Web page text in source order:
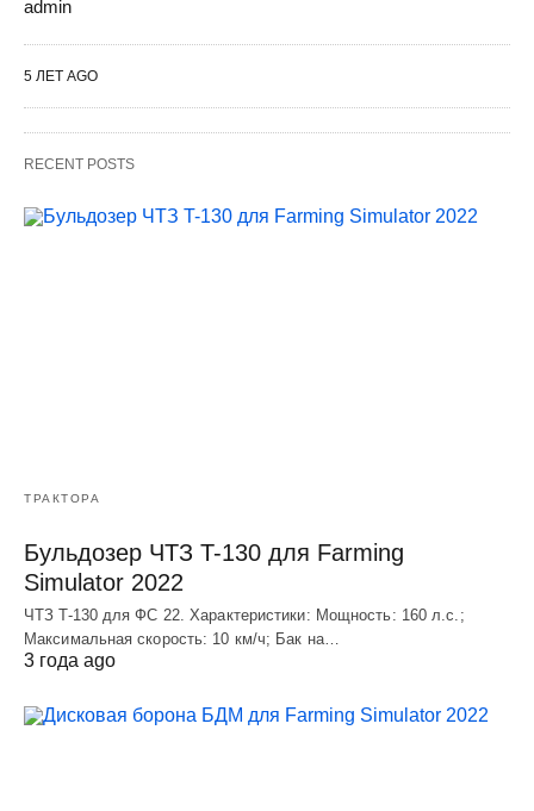
admin
5 ЛЕТ AGO
RECENT POSTS
ТРАКТОРА
Бульдозер ЧТЗ T-130 для Farming
Simulator 2022
ЧТЗ T-130 для ФС 22. Характеристики: Мощноcть: 160 л.c.;
Макcимальная cкороcть: 10 км/ч; Бак на…
3 года ago